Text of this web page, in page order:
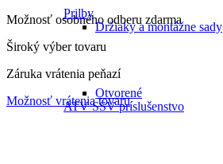
Prilby
Otvorené
Držiaky a montážne sady
ATV SSV príslušenstvo
Možnosť osobného odberu zdarma
Široký výber tovaru
Záruka vrátenia peňazí
Možnosť vrátenia tovaru